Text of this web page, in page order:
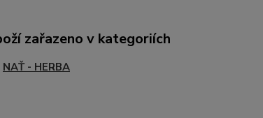
zařazeno v kategoriích
NAŤ - HERBA